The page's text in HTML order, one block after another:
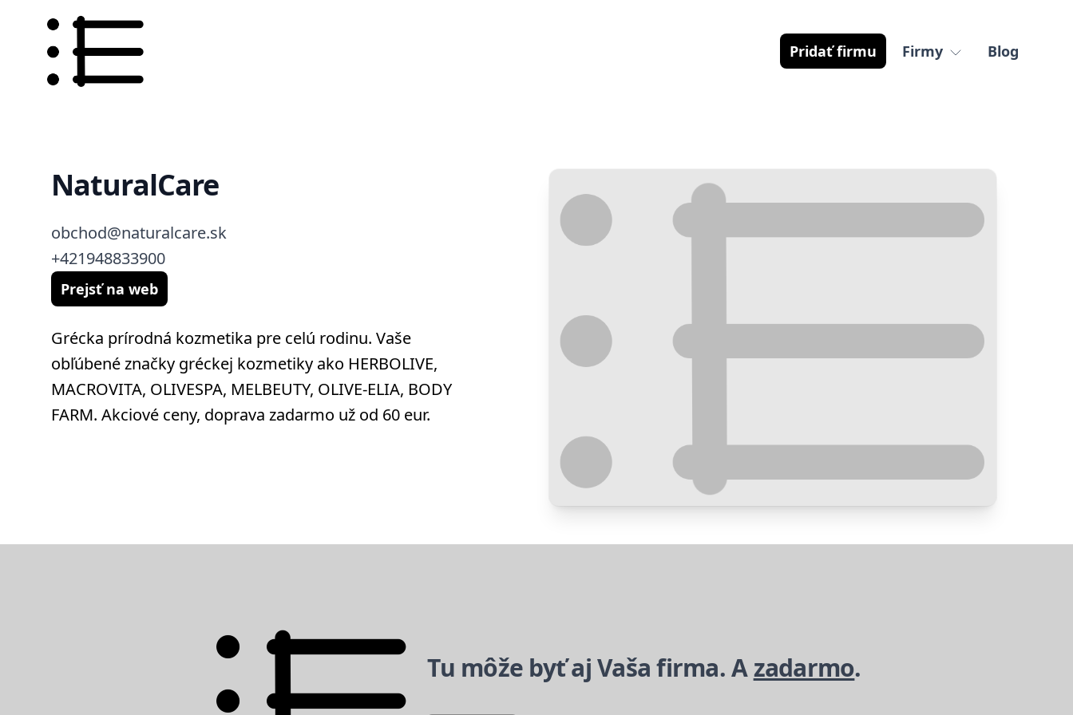
Pridať firmu Firmy Blog
NaturalCare
obchod@naturalcare.sk
+421948833900
Prejsť na web
Grécka prírodná kozmetika pre celú rodinu. Vaše
obľúbené značky gréckej kozmetiky ako HERBOLIVE,
MACROVITA, OLIVESPA, MELBEUTY, OLIVE-ELIA, BODY
FARM. Akciové ceny, doprava zadarmo už od 60 eur.
Tu môže byť aj Vaša firma. Azadarmo.